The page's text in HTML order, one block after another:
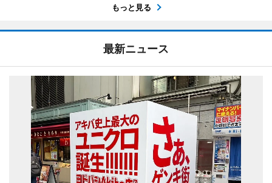
もっと見る
最新ニュース